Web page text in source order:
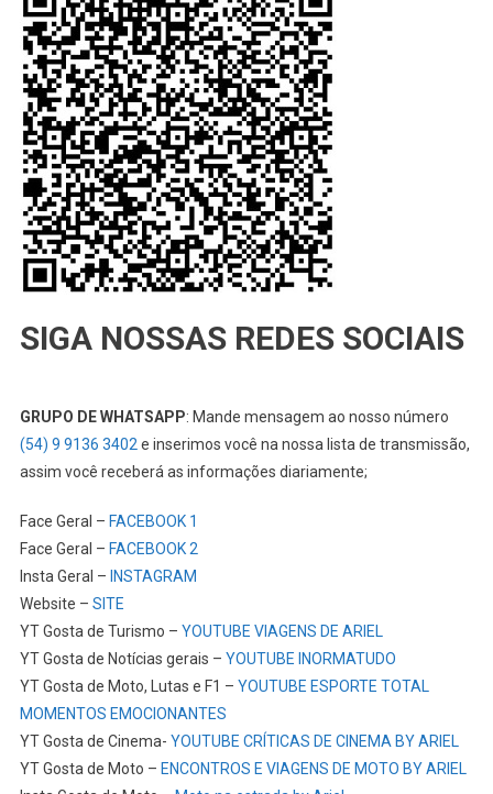
SIGA NOSSAS REDES SOCIAIS
GRUPO DE WHATSAPP: Mande mensagem ao nosso número
(54) 9 9136 3402 e inserimos você na nossa lista de transmissão,
assim você receberá as informações diariamente;
Face Geral – FACEBOOK 1
Face Geral – FACEBOOK 2
Insta Geral – INSTAGRAM
Website – SITE
YT Gosta de Turismo – YOUTUBE VIAGENS DE ARIEL
YT Gosta de Notícias gerais – YOUTUBE INORMATUDO
YT Gosta de Moto, Lutas e F1 – YOUTUBE ESPORTE TOTAL
MOMENTOS EMOCIONANTES
YT Gosta de Cinema- YOUTUBE CRÍTICAS DE CINEMA BY ARIEL
YT Gosta de Moto – ENCONTROS E VIAGENS DE MOTO BY ARIEL